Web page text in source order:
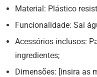
Material: Plástico
Funcionalidade: Sai
Acessórios inclusos:
ingredientes;
Dimensões: [insira as